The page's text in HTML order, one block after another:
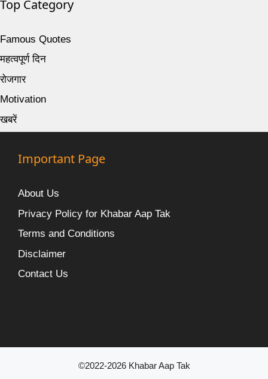
Top Category
Famous Quotes
महत्वपूर्ण दिन
रोजगार
Motivation
खबरें
Important Page
About Us
Privacy Policy for Khabar Aap Tak
Terms and Conditions
Disclaimer
Contact Us
©2022-2026 Khabar Aap Tak